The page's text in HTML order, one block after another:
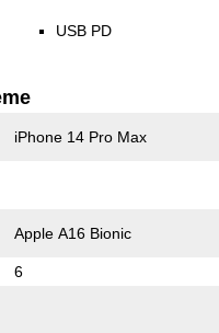
USB PD
iPhone 14 Pro Max
Apple A16 Bionic
6